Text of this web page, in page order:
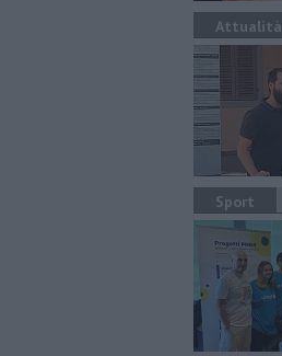
Attualità
Sport